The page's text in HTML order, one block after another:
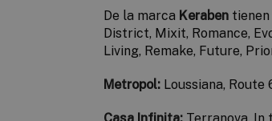
De la marca Keraben tienen
District, Mixit, Romance,
Living, Remake, Future,
Metropol: Loussiana, Route